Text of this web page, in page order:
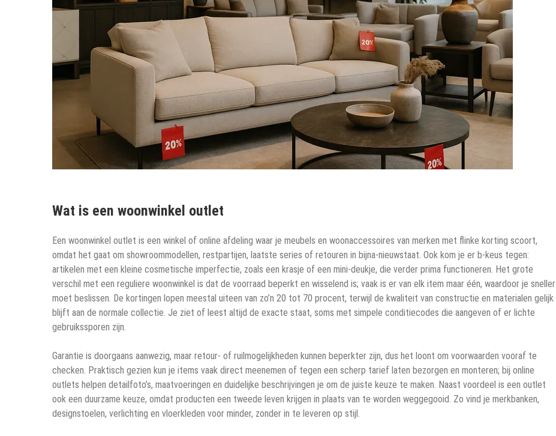
Wat is een woonwinkel outlet
Een woonwinkel outlet is een winkel of online afdeling waar je meubels en woonaccessoires van merken met flinke korting scoort,
omdat het gaat om showroommodellen, restpartijen, laatste series of retouren in bijna-nieuwstaat. Ook kom je er b-keus tegen:
artikelen met een kleine cosmetische imperfectie, zoals een krasje of een mini-deukje, die verder prima functioneren. Het grote
verschil met een reguliere woonwinkel is dat de voorraad beperkt en wisselend is; vaak is er van elk item maar één, waardoor je sneller
moet beslissen. De kortingen lopen meestal uiteen van zo’n 20 tot 70 procent, terwijl de kwaliteit van constructie en materialen gelijk
blijft aan de normale collectie. Je ziet of leest altijd de exacte staat, soms met simpele conditiecodes die aangeven of er lichte
gebruikssporen zijn.
Garantie is doorgaans aanwezig, maar retour- of ruilmogelijkheden kunnen beperkter zijn, dus het loont om voorwaarden vooraf te
checken. Praktisch gezien kun je items vaak direct meenemen of tegen een scherp tarief laten bezorgen en monteren; bij online
outlets helpen detailfoto’s, maatvoeringen en duidelijke beschrijvingen je om de juiste keuze te maken. Naast voordeel is een outlet
ook een duurzame keuze, omdat producten een tweede leven krijgen in plaats van te worden weggegooid. Zo vind je merkbanken,
designstoelen, verlichting en vloerkleden voor minder, zonder in te leveren op stijl.